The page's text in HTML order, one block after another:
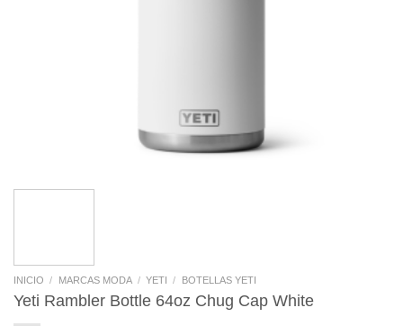
INICIO / MARCAS MODA / YETI / BOTELLAS YETI
Yeti Rambler Bottle 64oz Chug Cap White